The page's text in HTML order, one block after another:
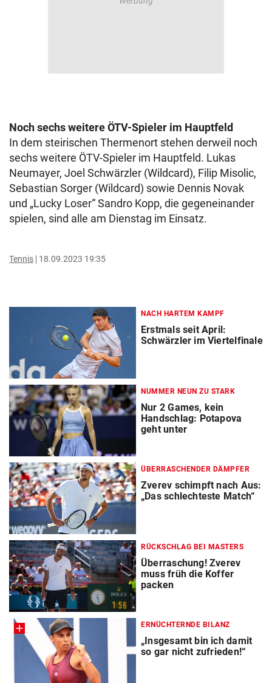
Noch sechs weitere ÖTV-Spieler im Hauptfeld
In dem steirischen Thermenort stehen derweil noch
sechs weitere ÖTV-Spieler im Hauptfeld. Lukas
Neumayer, Joel Schwärzler (Wildcard), Filip Misolic,
Sebastian Sorger (Wildcard) sowie Dennis Novak
und „Lucky Loser“ Sandro Kopp, die gegeneinander
spielen, sind alle am Dienstag im Einsatz.
Tennis 18.09.2023 19:35
NACH HARTEM KAMPF
Erstmals seit April:
Schwärzler im Viertelfinale
NUMMER NEUN ZU STARK
Nur 2 Games, kein
Handschlag: Potapova
geht unter
ÜBERRASCHENDER DÄMPFER
Zverev schimpft nach Aus:
„Das schlechteste Match“
RÜCKSCHLAG BEI MASTERS
Überraschung! Zverev
muss früh die Koffer
packen
ERNÜCHTERNDE BILANZ
„Insgesamt bin ich damit
so gar nicht zufrieden!“